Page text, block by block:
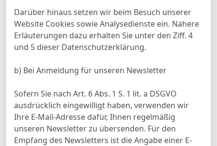
Darüber hinaus setzen wir beim Besuch unserer
Website Cookies sowie Analysedienste ein. Nähere
Erläuterungen dazu erhalten Sie unter den Ziff. 4
und 5 dieser Datenschutzerklärung.
b) Bei Anmeldung für unseren Newsletter
Sofern Sie nach Art. 6 Abs. 1 S. 1 lit. a DSGVO
ausdrücklich eingewilligt haben, verwenden wir
Ihre E-Mail-Adresse dafür, Ihnen regelmäßig
unseren Newsletter zu übersenden. Für den
Empfang des Newsletters ist die Angabe einer E-